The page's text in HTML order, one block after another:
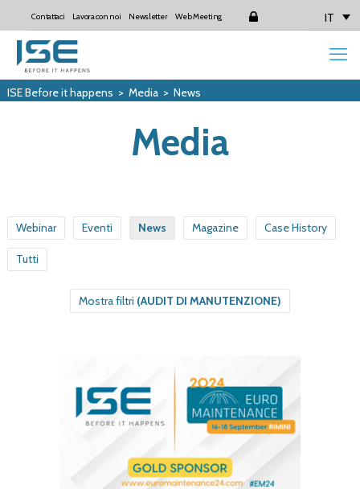
Contattaci Lavora con noi Newsletter Web Meeting IT
ISE Before it happens > Media> News
Media
Webinar Eventi News Magazine Case History
Tutti
Mostra filtri (AUDIT DI MANUTENZIONE)